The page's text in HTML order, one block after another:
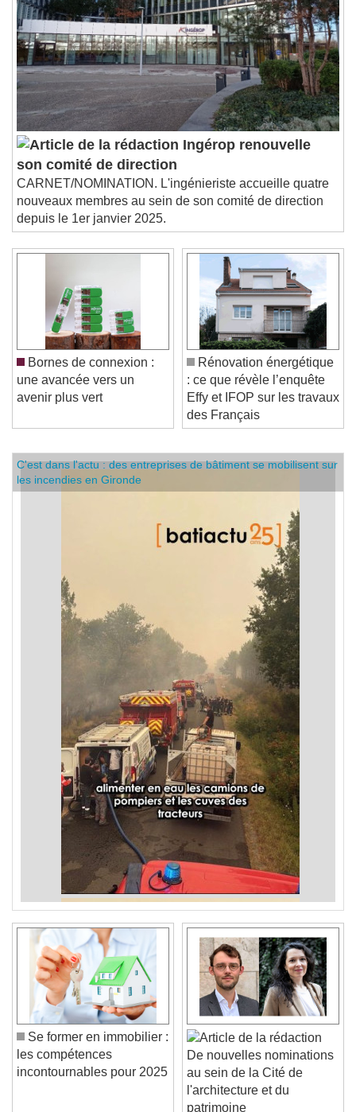
Ingérop renouvelle
son comité de direction
CARNET/NOMINATION. L'ingénieriste accueille quatre
nouveaux membres au sein de son comité de direction
depuis le 1er janvier 2025.
Bornes de connexion :
une avancée vers un
Rénovation énergétique
: ce que révèle l’enquête
Effy et IFOP sur les travaux
des Français
C'est dans l'actu : des entreprises de bâtiment se mobilisent sur
les incendies en Gironde
Se former en immobilier :
les compétences
De nouvelles nominations
au sein de la Cité de
l'architecture et du